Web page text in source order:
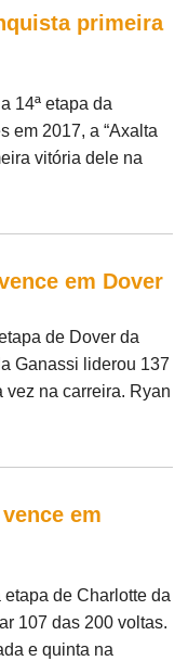
primeira
14ª etapa da
em 2017, a “Axalta
vitória dele na
em Dover
de Dover da
Ganassi liderou 137
na carreira. Ryan
em
de Charlotte da
107 das 200 voltas.
e quinta na